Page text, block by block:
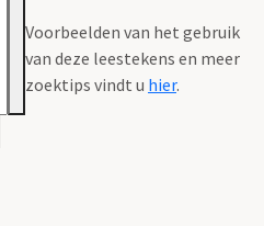
Voorbeelden van het gebruik
van deze leestekens en meer
zoektips vindt u hier.